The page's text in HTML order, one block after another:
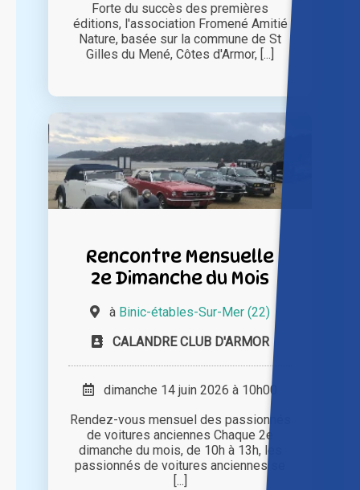
Forte du succès des premières
éditions, l'association Fromené Amitié
Nature, basée sur la commune de St
Gilles du Mené, Côtes d'Armor, [...]
Rencontre Mensuelle
2e Dimanche du Mois
à Binic-étables-Sur-Mer (22)
CALANDRE CLUB D'ARMOR
dimanche 14 juin 2026 à 10h00
Rendez-vous mensuel des passionnés
de voitures anciennes Chaque 2e
dimanche du mois, de 10h à 13h, les
passionnés de voitures anciennes se
[...]